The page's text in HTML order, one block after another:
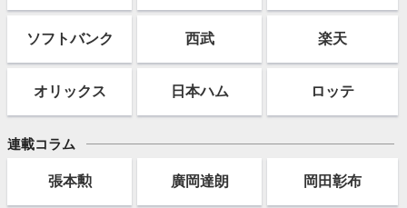
ソフトバンク 西武 楽天
オリックス 日本ハム ロッテ
連載コラム
張本勲 廣岡達朗 岡田彰布